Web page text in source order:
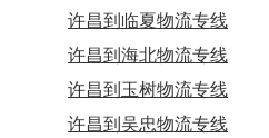
许昌到临夏物流专线
许昌到海北物流专线
许昌到玉树物流专线
许昌到吴忠物流专线